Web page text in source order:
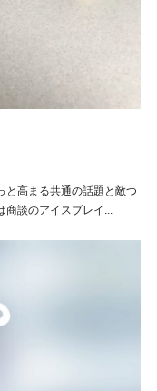
と高まる共通の話題と敵つ
商談のアイスブレイ...